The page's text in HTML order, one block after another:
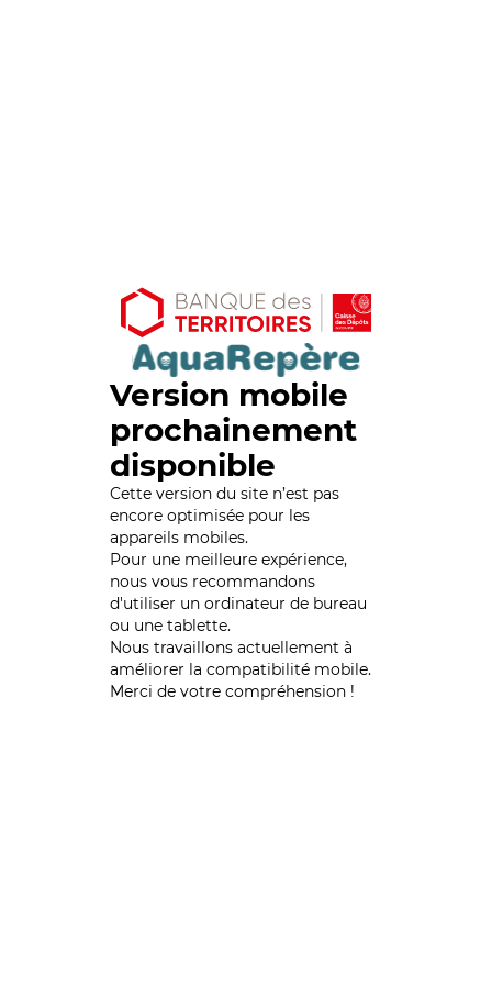
Version mobile
prochainement
disponible
Cette version du site n’est pas
encore optimisée pour les
appareils mobiles.
Pour une meilleure expérience,
nous vous recommandons
d'utiliser un ordinateur de bureau
ou une tablette.
Nous travaillons actuellement à
améliorer la compatibilité mobile.
Merci de votre compréhension !